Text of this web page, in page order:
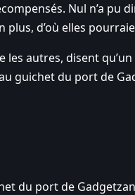
Nul n’a pu
plus, d’où elles
autres, disent
guichet du port de
du port de